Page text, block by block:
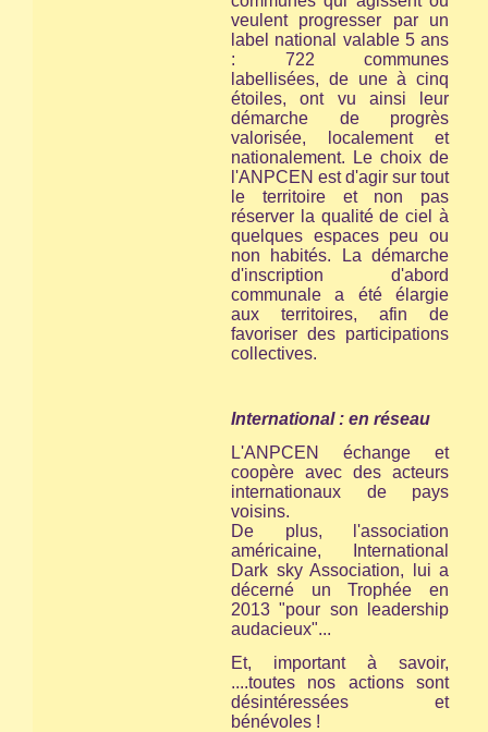
veulent progresser par un
label national valable 5 ans
: 722 communes
labellisées, de une à cinq
étoiles, ont vu ainsi leur
démarche de progrès
valorisée, localement et
nationalement. Le choix de
l'ANPCEN est d'agir sur tout
le territoire et non pas
réserver la qualité de ciel à
quelques espaces peu ou
non habités. La démarche
d'inscription d'abord
communale a été élargie
aux territoires, afin de
favoriser des participations
collectives.
International : en réseau
L'ANPCEN échange et
coopère avec des acteurs
internationaux de pays
voisins.
De plus, l'association
américaine,
International
Dark sky Association,
lui a
décerné un Trophée en
2013 "pour son leadership
audacieux"...
Et, important à savoir,
....toutes nos actions sont
désintéressées et
bénévoles !